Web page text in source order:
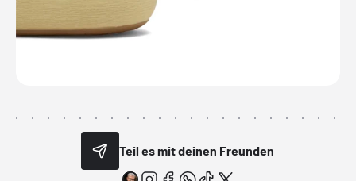
Teil es mit deinen Freunden